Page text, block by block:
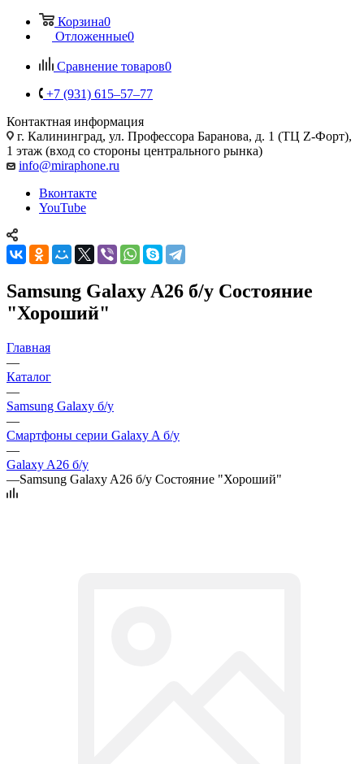
Корзина0
Отложенные0
Сравнение товаров0
+7 (931) 615‒57‒77
Контактная информация
г. Калининград, ул. Профессора Баранова, д. 1 (ТЦ Z-Форт),
1 этаж (вход со стороны центрального рынка)
info@miraphone.ru
Вконтакте
YouTube
Samsung Galaxy A26 б/у Состояние
"Хороший"
Главная
—
Каталог
—
Samsung Galaxy б/у
—
Смартфоны серии Galaxy A б/у
—
Galaxy A26 б/у
—Samsung Galaxy A26 б/у Состояние "Хороший"